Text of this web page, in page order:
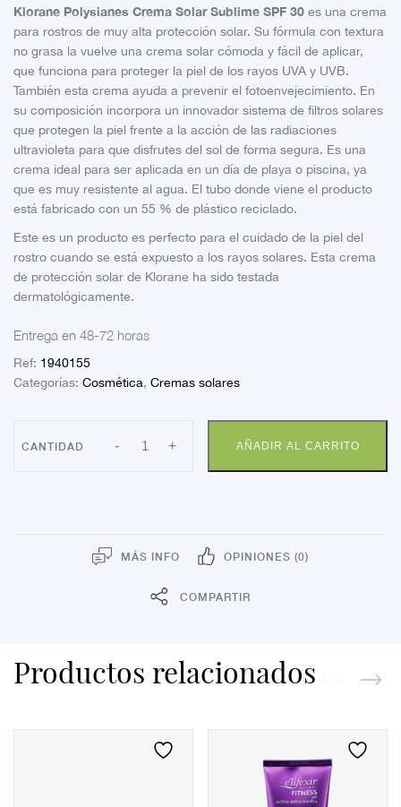
Klorane Polysianes Crema Solar Sublime SPF 30es una crema
para rostros de muy alta protección solar. Su fórmula con textura
no grasa la vuelve una crema solar cómoda y fácil de aplicar,
que funciona para proteger la piel de los rayos UVA y UVB.
También esta crema ayuda a prevenir el fotoenvejecimiento. En
su composición incorpora un innovador sistema de filtros solares
que protegen la piel frente a la acción de las radiaciones
ultravioleta para que disfrutes del sol de forma segura. Es una
crema ideal para ser aplicada en un día de playa o piscina, ya
que es muy resistente al agua. El tubo donde viene el producto
está fabricado con un 55 % de plástico reciclado.
Este es un producto es perfecto para el cuidado de la piel del
rostro cuando se está expuesto a los rayos solares. Esta crema
de protección solar de Klorane ha sido testada
dermatológicamente.
Entrega en 48-72 horas
Ref: 1940155
Categorías: Cosmética, Cremas solares
- KLORANE
CR
SUBLIME30+
+ AÑADIR AL CARRITO
MÁS INFO OPINIONES (0)
COMPARTIR
Productos relacionados